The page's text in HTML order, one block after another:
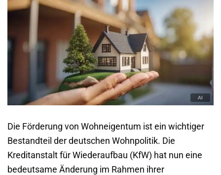
Die Förderung von Wohneigentum ist ein wichtiger
Bestandteil der deutschen Wohnpolitik. Die
Kreditanstalt für Wiederaufbau (KfW) hat nun eine
bedeutsame Änderung im Rahmen ihrer